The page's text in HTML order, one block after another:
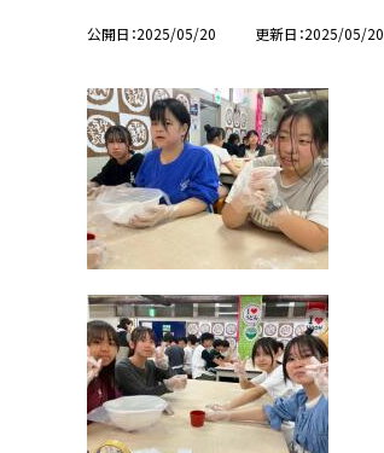
公開日 2025/05/20 更新日 2025/05/20